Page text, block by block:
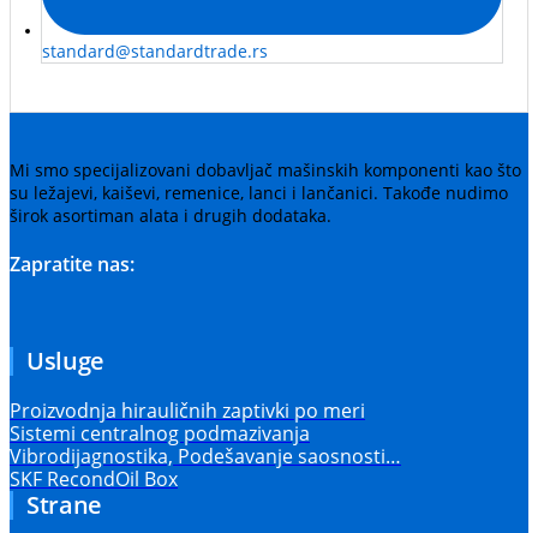
standard@standardtrade.rs
Mi smo specijalizovani dobavljač mašinskih komponenti kao što
su ležajevi, kaiševi, remenice, lanci i lančanici. Takođe nudimo
širok asortiman alata i drugih dodataka.
Zapratite nas:
Usluge
Proizvodnja hirauličnih zaptivki po meri
Sistemi centralnog podmazivanja
Vibrodijagnostika, Podešavanje saosnosti…
SKF RecondOil Box
Strane